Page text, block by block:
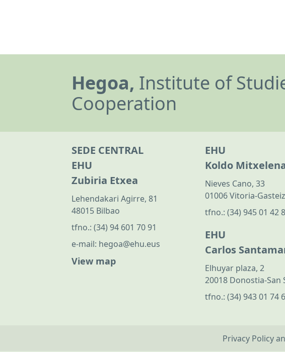
Hegoa, Institute of
Cooperation
SEDE CENTRAL
EHU
Zubiria Etxea
Lehendakari Agirre, 81
48015 Bilbao
tfno.: (34) 94 601 70 91
e-mail: hegoa@ehu.eus
View map
EHU
Koldo
Nieves Cano, 33
01006 Vitoria-Gasteiz
tfno.: (34) 945 01 42
EHU
Carlos
Elhuyar plaza, 2
20018 Donostia-San
tfno.: (34) 943 01 74
Privacy Policy